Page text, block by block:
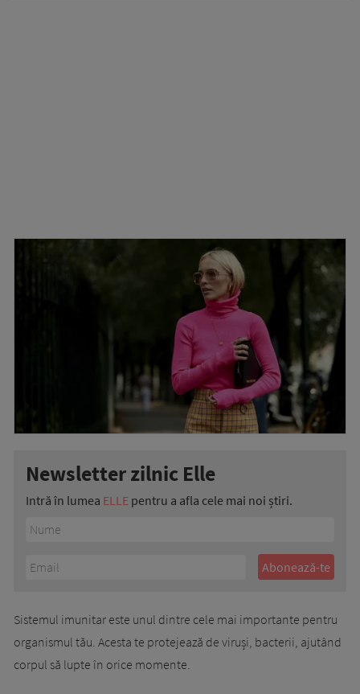
Newsletter zilnic Elle
Intră în lumea ELLE pentru a afla cele mai noi știri.
Sistemul imunitar este unul dintre cele mai importante pentru
organismul tău. Acesta te protejează de viruși, bacterii, ajutând
corpul să lupte în orice momente.